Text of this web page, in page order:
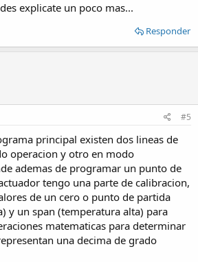
explicate un poco mas...
Responder
#5
principal existen dos lineas de
operacion y otro en modo
ademas de programar un punto de
tengo una parte de calibracion,
de un cero o punto de partida
y un span (temperatura alta) para
matematicas para determinar
una decima de grado